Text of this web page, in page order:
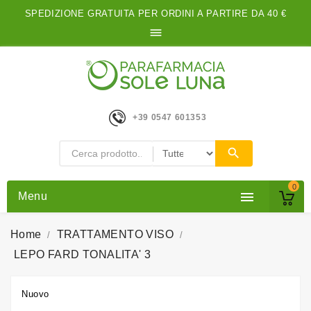
SPEDIZIONE GRATUITA PER ORDINI A PARTIRE DA 40 €

0
+39 0547 601353

Menu
Home
TRATTAMENTO VISO
LEPO FARD TONALITA' 3
Nuovo